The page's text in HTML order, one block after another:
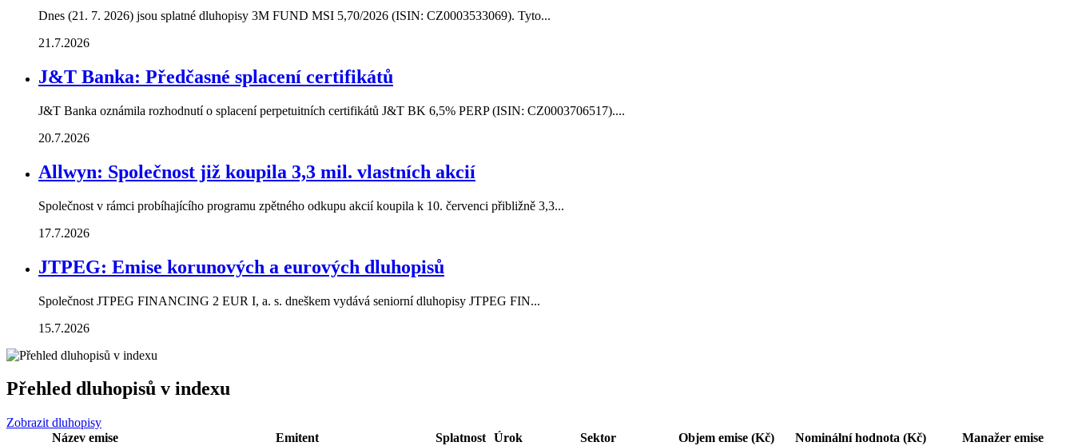
Dnes (21. 7. 2026) jsou splatné dluhopisy 3M FUND MSI 5,70/2026 (ISIN: CZ0003533069). Tyto...
21.7.2026
J&T Banka: Předčasné splacení certifikátů
J&T Banka oznámila rozhodnutí o splacení perpetuitních certifikátů J&T BK 6,5% PERP (ISIN: CZ0003706517)....
20.7.2026
Allwyn: Společnost již koupila 3,3 mil. vlastních akcií
Společnost v rámci probíhajícího programu zpětného odkupu akcií koupila k 10. červenci přibližně 3,3...
17.7.2026
JTPEG: Emise korunových a eurových dluhopisů
Společnost JTPEG FINANCING 2 EUR I, a. s. dneškem vydává seniorní dluhopisy JTPEG FIN...
15.7.2026
Přehled dluhopisů v indexu
Zobrazit dluhopisy
Název emise
Emitent Splatnost Úrok Sektor Objem emise (Kč) Nominální hodnota (Kč)
Manažer emise